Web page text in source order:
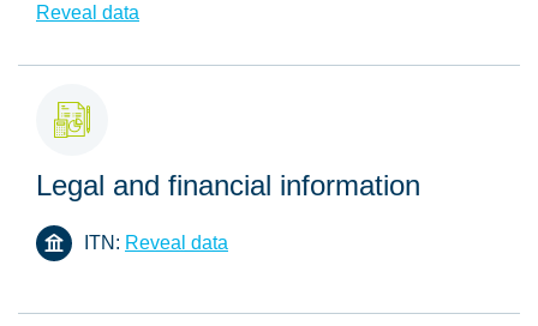
Reveal data
Legal and financial information
ITN: Reveal data